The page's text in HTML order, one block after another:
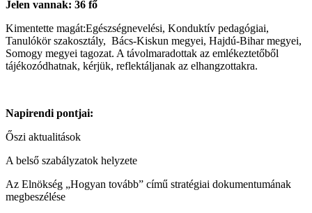
Jelen vannak: 36 fő
Kimentette magát:Egészségnevelési, Konduktív pedagógiai,
Tanulókör szakosztály, Bács-Kiskun megyei, Hajdú-Bihar megyei,
Somogy megyei tagozat. A távolmaradottak az emlékeztetőből
tájékozódhatnak, kérjük, reflektáljanak az elhangzottakra.
Napirendi pontjai:
Őszi aktualitások
A belső szabályzatok helyzete
Az Elnökség „Hogyan tovább” című stratégiai dokumentumának
megbeszélése